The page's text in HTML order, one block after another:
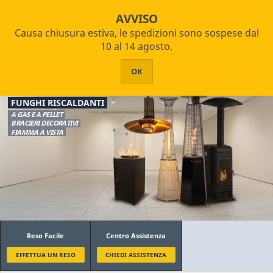

PRODOTTI
ASSISTENZA
CONTATTI
Riscaldamento
Filtro
Alimentazione
Italkero
FUNGHI RISCALDANTI
A GAS E A PELLET
BRACIERI DECORATIVI
FIAMMA A VISTA
Reso Facile
EFFETTUA UN RESO
Centro Assistenza
CHIEDI ASSISTENZA
AVVISO
Causa chiusura estiva, le spedizioni sono sospese dal
10 al 14 agosto.
OK